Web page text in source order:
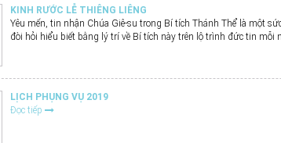
KINH RƯỚC LỄ THIÊNG LIÊNG
Yêu mến, tin nhận Chúa Giê-su trong Bí tích Thánh Thể là một
đòi hỏi hiểu biết bằng lý trí về Bí tích này trên lộ trình đức tin mỗi
LỊCH PHỤNG VỤ 2019
Đọc tiếp